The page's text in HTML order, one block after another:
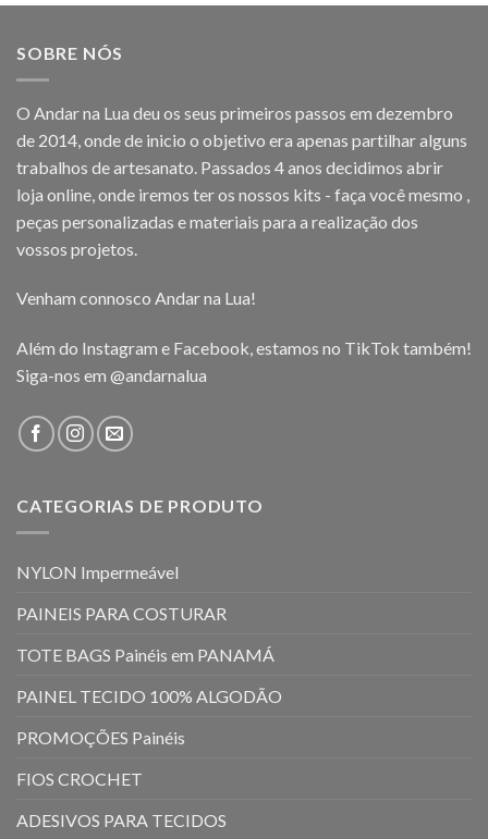
SOBRE NÓS
O Andar na Lua deu os seus primeiros passos em dezembro
de 2014, onde de inicio o objetivo era apenas partilhar alguns
trabalhos de artesanato. Passados 4 anos decidimos abrir
loja online, onde iremos ter os nossos kits - faça você mesmo ,
peças personalizadas e materiais para a realização dos
vossos projetos.
Venham connosco Andar na Lua!
Além do Instagram e Facebook, estamos no TikTok também!
Siga-nos em @andarnalua
CATEGORIAS DE PRODUTO
NYLON Impermeável
PAINEIS PARA COSTURAR
TOTE BAGS Painéis em PANAMÁ
PAINEL TECIDO 100% ALGODÃO
PROMOÇÕES Painéis
FIOS CROCHET
ADESIVOS PARA TECIDOS